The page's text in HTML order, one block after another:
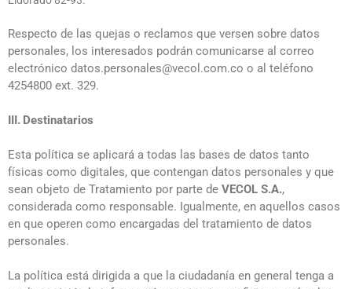
Respecto de las quejas o reclamos que versen sobre datos
personales, los interesados podrán comunicarse al correo
electrónico datos.personales@vecol.com.co o al teléfono
4254800 ext. 329.
III. Destinatarios
Esta política se aplicará a todas las bases de datos tanto
físicas como digitales, que contengan datos personales y que
sean objeto de Tratamiento por parte de VECOL S.A.,
considerada como responsable. Igualmente, en aquellos casos
en que operen como encargadas del tratamiento de datos
personales.
La política está dirigida a que la ciudadanía en general tenga a